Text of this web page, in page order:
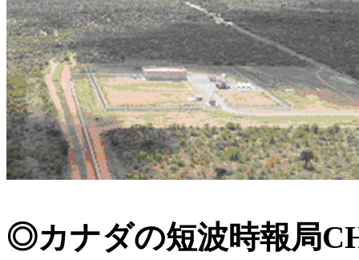
◎カナダの短波時報局